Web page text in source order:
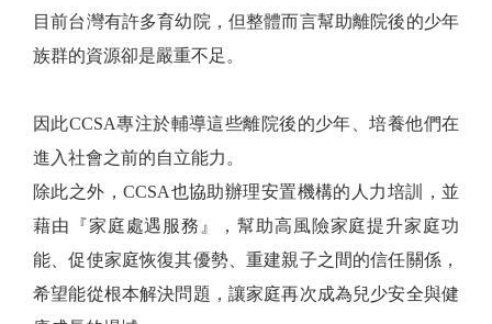
目前台灣有許多育幼院，但整體而言幫助離院後的少年
族群的資源卻是嚴重不足。
因此CCSA專注於輔導這些離院後的少年、培養他們在
進入社會之前的自立能力。
除此之外，CCSA也協助辦理安置機構的人力培訓，並
藉由『家庭處遇服務』，幫助高風險家庭提升家庭功
能、促使家庭恢復其優勢、重建親子之間的信任關係，
希望能從根本解決問題，讓家庭再次成為兒少安全與健